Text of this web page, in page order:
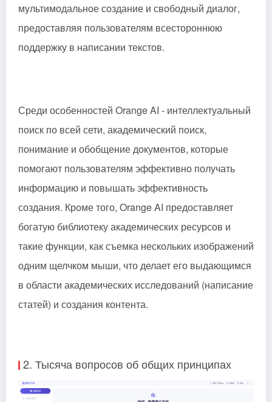
мультимодальное создание и свободный диалог,
предоставляя пользователям всестороннюю
поддержку в написании текстов.
Среди особенностей Orange AI - интеллектуальный
поиск по всей сети, академический поиск,
понимание и обобщение документов, которые
помогают пользователям эффективно получать
информацию и повышать эффективность
создания. Кроме того, Orange AI предоставляет
богатую библиотеку академических ресурсов и
такие функции, как съемка нескольких изображений
одним щелчком мыши, что делает его выдающимся
в области академических исследований (написание
статей) и создания контента.
2. Тысяча вопросов об общих принципах